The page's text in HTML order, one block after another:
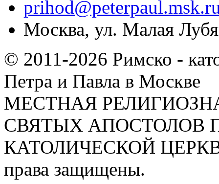
Москва, ул. Малая
© 2011-2026 Римско -
Петра и Павла в Москве
МЕСТНАЯ
СВЯТЫХ АПОСТОЛОВ
КАТОЛИЧЕСКОЙ
права защищены.